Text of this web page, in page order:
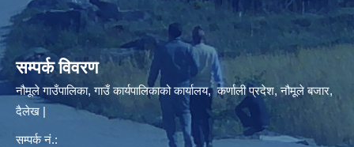
सम्पर्क विवरण
नौमूले गाउँपालिका, गाउँ कार्यपालिकाको कार्यालय, कर्णाली प्रदेश, नौमूले बजार,
दैलेख |
सम्पर्क नं.: